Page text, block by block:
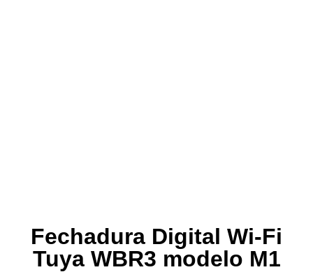
Fechadura Digital Wi-Fi
Tuya WBR3 modelo M1